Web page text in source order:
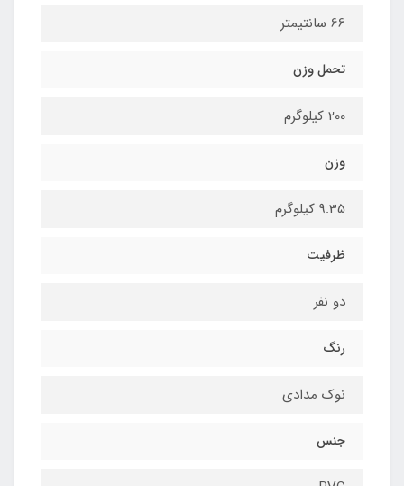
66 سانتیمتر
تحمل وزن
200 کیلوگرم
وزن
9.35 کیلوگرم
ظرفیت
دو نفر
رنگ
نوک مدادی
جنس